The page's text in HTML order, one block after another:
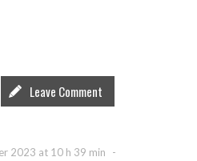
Leave Comment
2023 at 10 h 39 min -